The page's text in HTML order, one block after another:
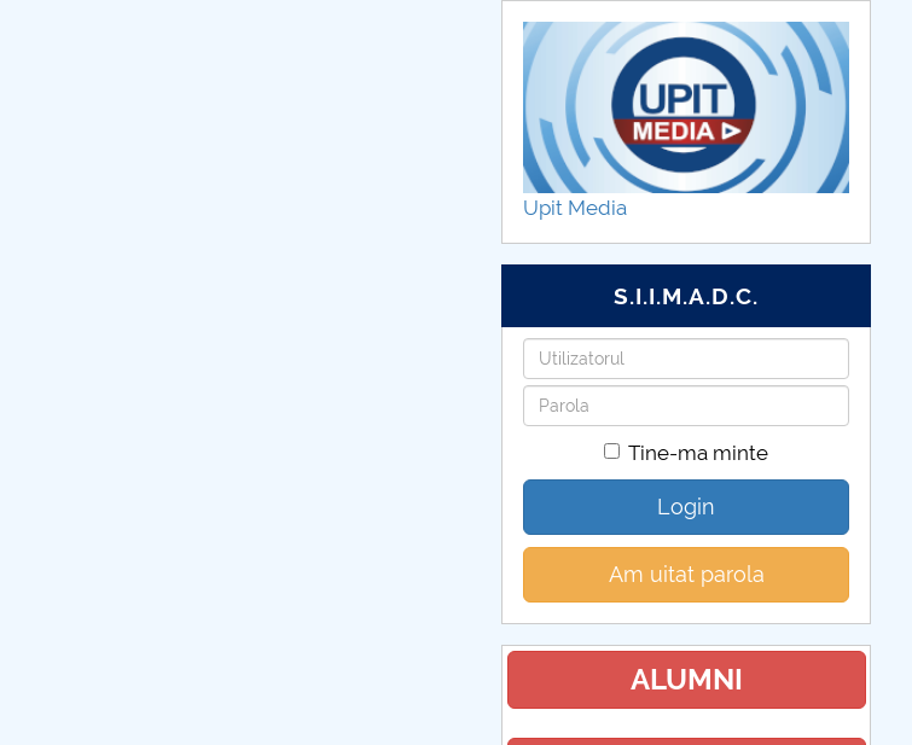
Upit Media
S.I.I.M.A.D.C.
Utilizatorul
Parola
Tine-ma minte
Login
Am uitat parola
ALUMNI